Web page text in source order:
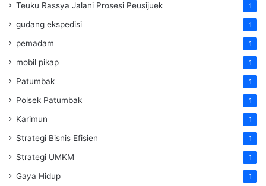
Teuku Rassya Jalani Prosesi Peusijuek 1
gudang ekspedisi 1
pemadam 1
mobil pikap 1
Patumbak 1
Polsek Patumbak 1
Karimun 1
Strategi Bisnis Efisien 1
Strategi UMKM 1
Gaya Hidup 1